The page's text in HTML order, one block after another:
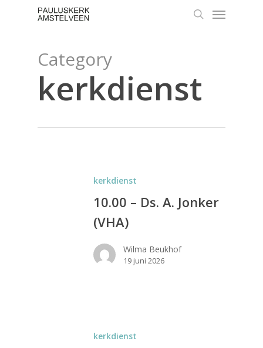
Menu
Category
kerkdienst
kerkdienst
10.00 – Ds. A. Jonker
(VHA)
Wilma Beukhof
19 juni 2026
kerkdienst